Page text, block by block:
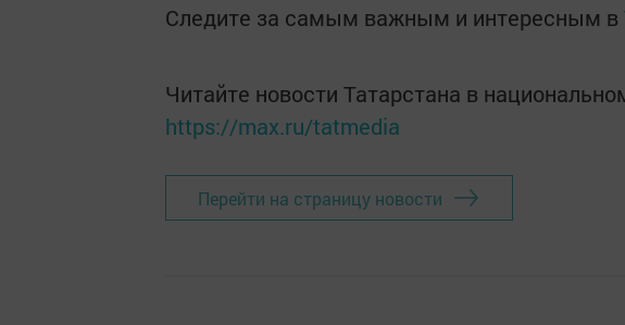
Следите за самым важным и интересным в
Читайте новости Татарстана в
https://max.ru/tatmedia
Перейти на страницу новости